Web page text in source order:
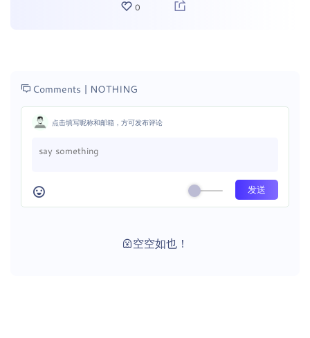
0
Comments | NOTHING
点击填写昵称和邮箱，方可发布评论
空空如也！